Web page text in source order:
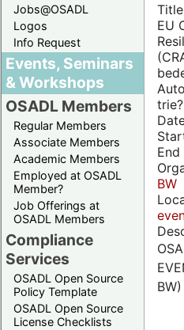
Jobs@OSADL
Logos
Info Request
Events, Seminars
& Workshops
OSADL Members
Regular Members
Associate Members
Academic Members
Employed at OSADL
Member?
Job Offerings at
OSADL Members
Compliance
Services
OSADL Open Source
Policy Template
OSADL Open Source
License Checklists
EU
trie?
End
BW
BW)